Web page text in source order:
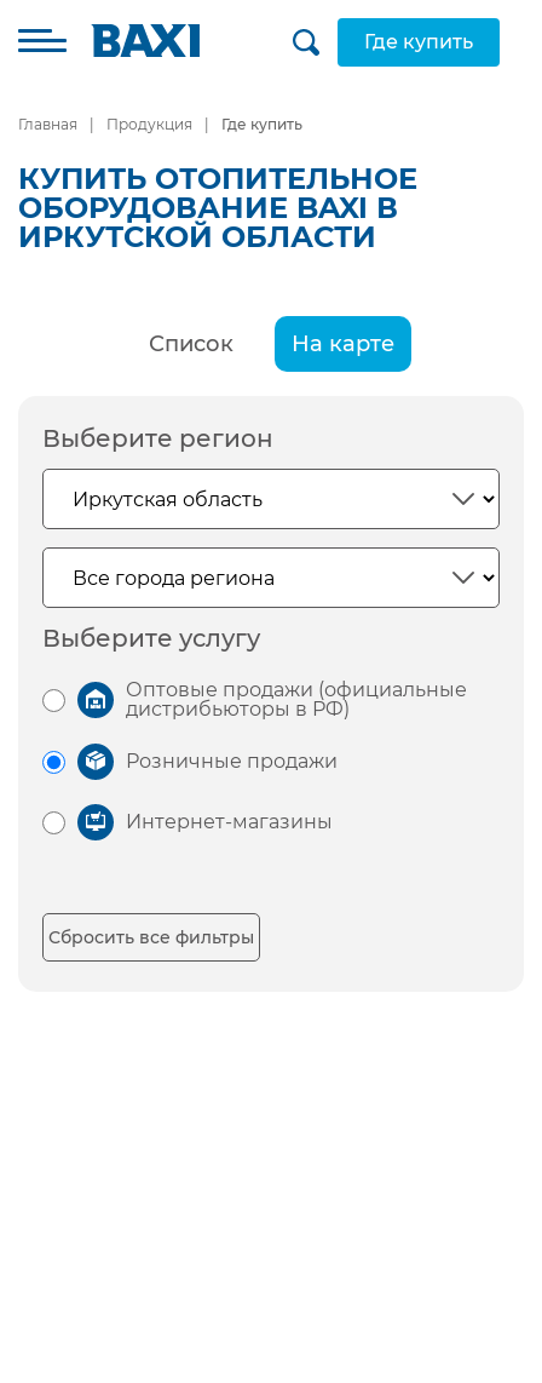
Где купить
Главная Продукция Где купить
КУПИТЬ ОТОПИТЕЛЬНОЕ
ОБОРУДОВАНИЕ BAXI В
ИРКУТСКОЙ ОБЛАСТИ
Список На карте
Выберите регион
Выберите услугу
Оптовые продажи (официальные
дистрибьюторы в РФ)
Розничные продажи
Интернет-магазины
Сбросить все фильтры